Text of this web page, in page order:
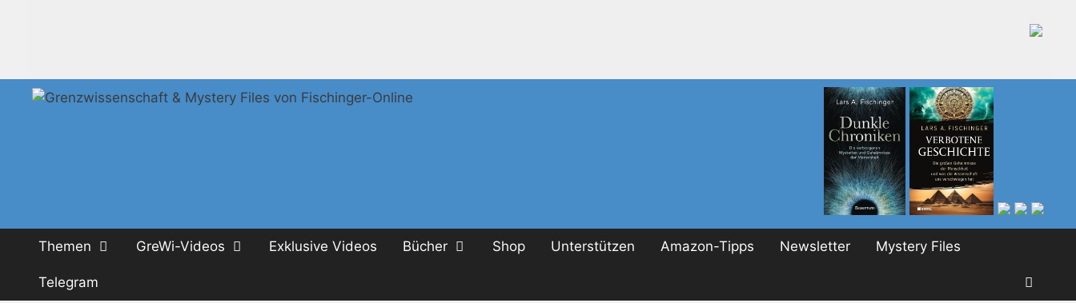
Themen GreWi-Videos Exklusive Videos Bücher Shop Unterstützen Amazon-Tipps Newsletter Mystery Files
Telegram